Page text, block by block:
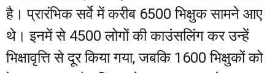
है। प्रारंभिक सर्वे में करीब 6500 भिक्षुक सामने आए
थे। इनमें से 4500 लोगों की काउंसलिंग कर उन्हें
भिक्षावृत्ति से दूर किया गया, जबकि 1600 भिक्षुकों को